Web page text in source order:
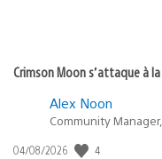
Crimson Moon s’attaque à
Alex Noon
Community
Date
04/08/2026 4